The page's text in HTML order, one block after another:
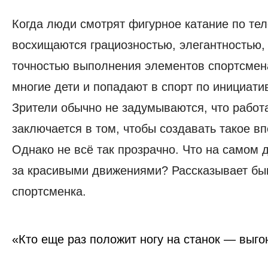
Когда люди смотрят фигурное катание по
восхищаются грациозностью, элегантностью,
точностью выполнения элементов
многие дети и попадают в спорт по
Зрители обычно не задумываются, что
заключается в том, чтобы создавать такое
Однако не всё так прозрачно. Что на самом
за красивыми движениями? Рассказывает
спортсменка.
«Кто еще раз положит ногу на станок —